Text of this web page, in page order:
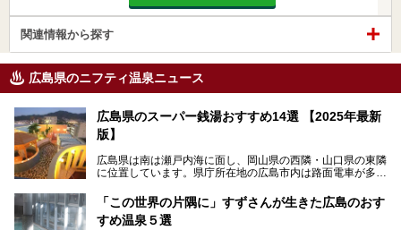
関連情報から探す
広島県のニフティ温泉ニュース
広島県のスーパー銭湯おすすめ14選 【2025年最新
版】
広島県は南は瀬戸内海に面し、岡山県の西隣・山口県の東隣
に位置しています。県庁所在地の広島市内は路面電車が多数
厳島神社と原爆ドームの2つの世界文化遺産があり、年間を
通して多数の観光客が訪れます。工業都市として栄えた呉市
や、坂の町・尾道市など、ゆっくり訪れたい町や観光スポッ
「この世界の片隅に」すずさんが生きた広島のおす
すめ温泉５選